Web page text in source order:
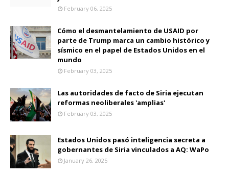
February 06, 2025
Cómo el desmantelamiento de USAID por
parte de Trump marca un cambio histórico y
sísmico en el papel de Estados Unidos en el
mundo
February 03, 2025
Las autoridades de facto de Siria ejecutan
reformas neoliberales 'amplias'
February 03, 2025
Estados Unidos pasó inteligencia secreta a
gobernantes de Siria vinculados a AQ: WaPo
January 26, 2025